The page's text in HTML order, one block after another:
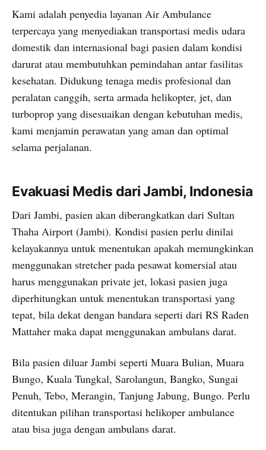
Kami adalah penyedia layanan Air Ambulance
terpercaya yang menyediakan transportasi medis udara
domestik dan internasional bagi pasien dalam kondisi
darurat atau membutuhkan pemindahan antar fasilitas
kesehatan. Didukung tenaga medis profesional dan
peralatan canggih, serta armada helikopter, jet, dan
turboprop yang disesuaikan dengan kebutuhan medis,
kami menjamin perawatan yang aman dan optimal
selama perjalanan.
Evakuasi Medis dari Jambi, Indonesia
Dari Jambi, pasien akan diberangkatkan dari Sultan
Thaha Airport (Jambi). Kondisi pasien perlu dinilai
kelayakannya untuk menentukan apakah memungkinkan
menggunakan stretcher pada pesawat komersial atau
harus menggunakan private jet, lokasi pasien juga
diperhitungkan untuk menentukan transportasi yang
tepat, bila dekat dengan bandara seperti dari RS Raden
Mattaher maka dapat menggunakan ambulans darat.
Bila pasien diluar Jambi seperti Muara Bulian, Muara
Bungo, Kuala Tungkal, Sarolangun, Bangko, Sungai
Penuh, Tebo, Merangin, Tanjung Jabung, Bungo. Perlu
ditentukan pilihan transportasi helikoper ambulance
atau bisa juga dengan ambulans darat.